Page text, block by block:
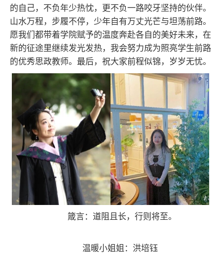
的自己，不负年少热忱，更不负一路咬牙坚持的伙伴。
山水万程，步履不停，少年自有万丈光芒与坦荡前路。
愿我们都带着学院赋予的温度奔赴各自的美好未来，在
新的征途里继续发光发热，我会努力成为照亮学生前路
的优秀思政教师。最后，祝大家前程似锦，岁岁无忧。
箴言：道阻且长，行则将至。
温暖小姐姐：洪培钰